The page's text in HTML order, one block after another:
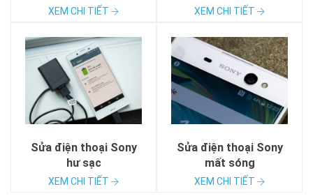
XEM CHI TIẾT XEM CHI TIẾT
Sửa điện thoại Sony
hư sạc
XEM CHI TIẾT
Sửa điện thoại Sony
mất sóng
XEM CHI TIẾT